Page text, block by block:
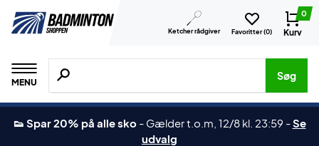
Ketcher rådgiver Favoritter (0)
0
Kurv
MENU
Søg efter produkter, mærker etc.
Søg
👟 Spar 20% på alle sko - Gælder t.o.m, 12/8 kl. 23:59 -Se
udvalg